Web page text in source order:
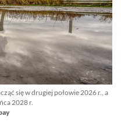
się w drugiej połowie 2026 r., a
2028 r.